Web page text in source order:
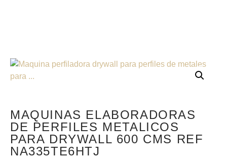
MAQUINAS ELABORADORAS
DE PERFILES METALICOS
PARA DRYWALL 600 CMS REF
NA335TE6HTJ